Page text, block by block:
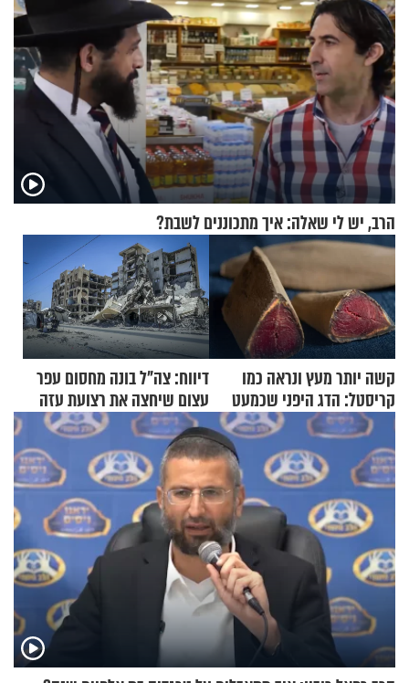
הרב, יש לי שאלה: איך מתכוננים לשבת?
קשה יותר מעץ ונראה כמו
קריסטל: הדג היפני שכמעט
בלתי אפשרי לחתוך
דיווח: צה"ל בונה מחסום עפר
עצום שיחצה את רצועת עזה
לשניים